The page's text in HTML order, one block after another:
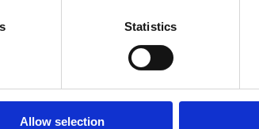
Statistics
Allow selection
RECHNER